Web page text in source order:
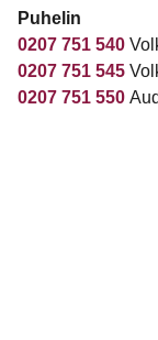
Puhelin
0207 751 540
0207 751 545
0207 751 550